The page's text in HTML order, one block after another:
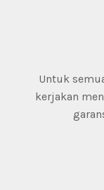
Untuk
kerjakan